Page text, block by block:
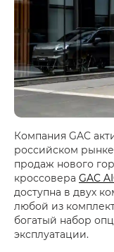
Компания GAC
российском
продаж нового
кроссовера GAC
доступна в двух
любой из
богатый набор
эксплуатации.